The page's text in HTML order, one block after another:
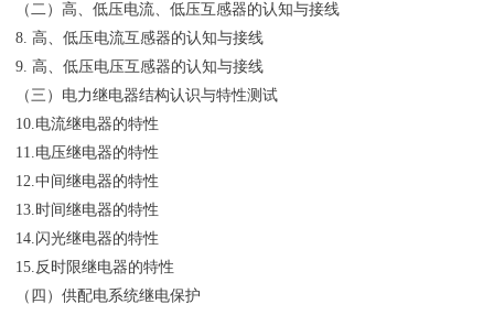
（二）高、低压电流、低压互感器的认知与接线
8. 高、低压电流互感器的认知与接线
9. 高、低压电压互感器的认知与接线
（三）电力继电器结构认识与特性测试
10.电流继电器的特性
11.电压继电器的特性
12.中间继电器的特性
13.时间继电器的特性
14.闪光继电器的特性
15.反时限继电器的特性
（四）供配电系统继电保护